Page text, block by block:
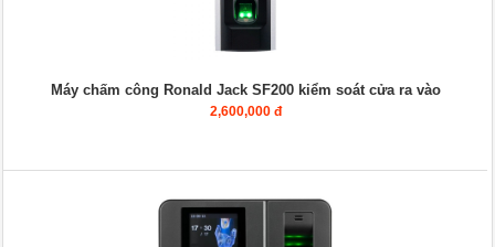
Máy chấm công Ronald Jack SF200 kiểm soát cửa ra vào
2,600,000 đ